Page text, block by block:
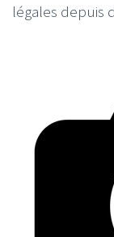
légales depuis